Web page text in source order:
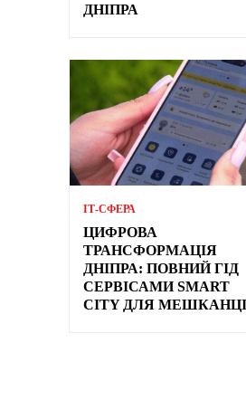
ДНІПРА
ІТ-СФЕРА
ЦИФРОВА
ТРАНСФОРМАЦІЯ
ДНІПРА: ПОВНИЙ ГІД
СЕРВІСАМИ SMART
CITY ДЛЯ